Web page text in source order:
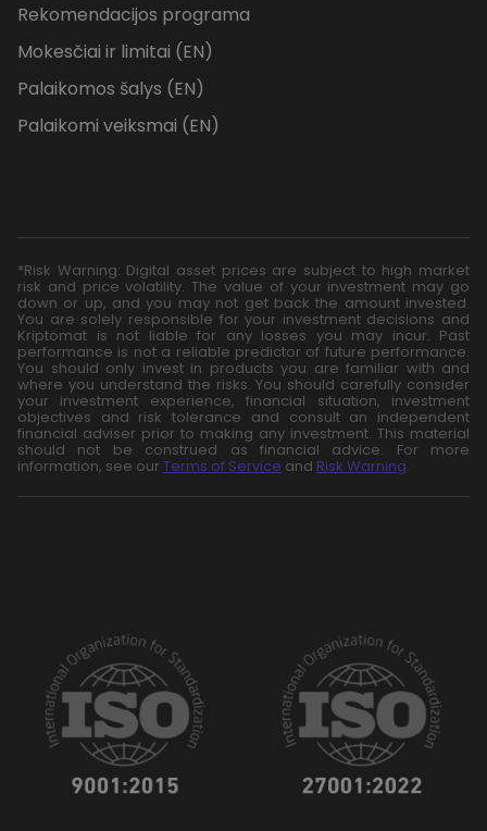
Rekomendacijos programa
Mokesčiai ir limitai (EN)
Palaikomos šalys (EN)
Palaikomi veiksmai (EN)
*Risk Warning: Digital asset prices are subject to high market
risk and price volatility. The value of your investment may go
down or up, and you may not get back the amount invested.
You are solely responsible for your investment decisions and
Kriptomat is not liable for any losses you may incur. Past
performance is not a reliable predictor of future performance.
You should only invest in products you are familiar with and
where you understand the risks. You should carefully consider
your investment experience, financial situation, investment
objectives and risk tolerance and consult an independent
financial adviser prior to making any investment. This material
should not be construed as financial advice. For more
information, see our Terms of Service and Risk Warning.